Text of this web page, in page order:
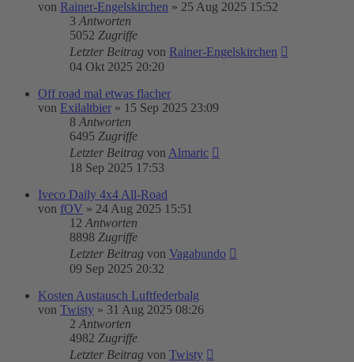
von Rainer-Engelskirchen » 25 Aug 2025 15:52
3 Antworten
5052 Zugriffe
Letzter Beitrag von Rainer-Engelskirchen
04 Okt 2025 20:20
Off road mal etwas flacher
von Exilaltbier » 15 Sep 2025 23:09
8 Antworten
6495 Zugriffe
Letzter Beitrag von Almaric
18 Sep 2025 17:53
Iveco Daily 4x4 All-Road
von fOV » 24 Aug 2025 15:51
12 Antworten
8898 Zugriffe
Letzter Beitrag von Vagabundo
09 Sep 2025 20:32
Kosten Austausch Luftfederbalg
von Twisty » 31 Aug 2025 08:26
2 Antworten
4982 Zugriffe
Letzter Beitrag von Twisty